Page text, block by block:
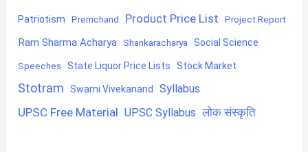
Patriotism Premchand Product Price List Project Report
Ram Sharma Acharya Shankaracharya Social Science
Speeches State Liquor Price Lists Stock Market
Stotram Swami Vivekanand Syllabus
UPSC Free Material UPSC Syllabus लोक संस्कृति